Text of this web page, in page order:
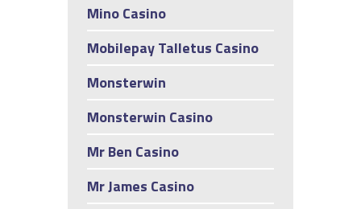
Mino Casino
Mobilepay Talletus Casino
Monsterwin
Monsterwin Casino
Mr Ben Casino
Mr James Casino